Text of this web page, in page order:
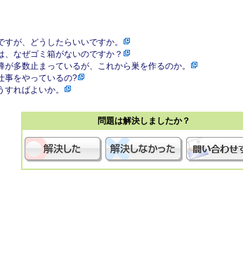
が、どうしたらいいですか。
、なぜゴミ箱がないのですか？
多数止まっているが、これから巣を作るのか。
事をやっているの?
ればよいか。
問題は解決しましたか？